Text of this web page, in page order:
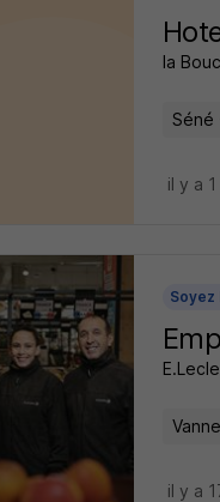
la
Séné
il y a
Soyez
il y a